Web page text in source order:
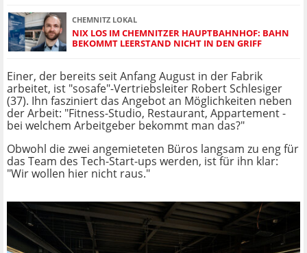
CHEMNITZ LOKAL
NIX LOS IM CHEMNITZER HAUPTBAHNHOF: BAHN
BEKOMMT LEERSTAND NICHT IN DEN GRIFF
Einer, der bereits seit Anfang August in der Fabrik
arbeitet, ist "sosafe"-Vertriebsleiter Robert Schlesiger
(37). Ihn fasziniert das Angebot an Möglichkeiten neben
der Arbeit: "Fitness-Studio, Restaurant, Appartement -
bei welchem Arbeitgeber bekommt man das?"
Obwohl die zwei angemieteten Büros langsam zu eng für
das Team des Tech-Start-ups werden, ist für ihn klar:
"Wir wollen hier nicht raus."